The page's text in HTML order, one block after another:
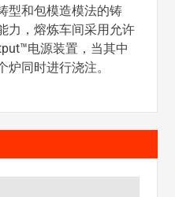
型和包模造模法的铸
力，熔炼车间采用允许
电源装置，当其中
同时进行浇注。